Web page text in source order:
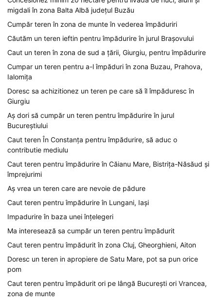
migdali în zona Balta Albă județul Buzău
Cumpăr teren în zona de munte în vederea împăduriri
Căutăm un teren ieftin pentru împădurire în jurul Brașovului
Caut un teren în zona de sud a țării, Giurgiu, pentru împădurire
Cumpar un teren pentru a-l împăduri în zona Buzau, Prahova,
Ialomița
Doresc sa achizitionez un teren pe care să îl împăduresc în
Giurgiu
Aș dori să cumpăr un teren pentru împădurire în jurul
Bucureștiului
Caut teren În Constanța pentru împădurire, să aduc o
contributie mediulu
Caut teren pentru împădurire în Căianu Mare, Bistrița-Năsăud și
împrejurimi
Aș vrea un teren care are nevoie de pădure
Caut teren pentru împădurire în Lungani, Iași
Impadurire în baza unei înțelegeri
Ma interesează sa cumpăr un teren pentru împădurit
Caut teren pentru împădurit în zona Cluj, Gheorghieni, Aiton
Doresc un teren in apropiere de Satu Mare, pot sa pun orice
pom
Caut teren pentru împădurit ori pe lângă București ori Vrancea,
zona de munte